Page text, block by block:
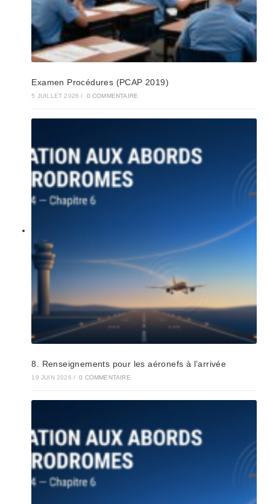
Examen Procédures (PCAP 2019)
5 JUILLET 2026 / 0 COMMENTAIRE
8. Renseignements pour les aéronefs à l’arrivée
19 JUIN 2026 / 0 COMMENTAIRE